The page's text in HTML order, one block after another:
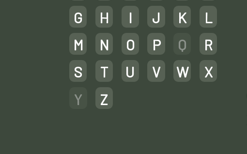
G
H I J K
L
M
N O P Q
R
S
T U V W
X
Y
Z